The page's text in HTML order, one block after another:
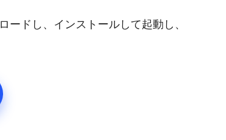
ードし、インストールして起動し、